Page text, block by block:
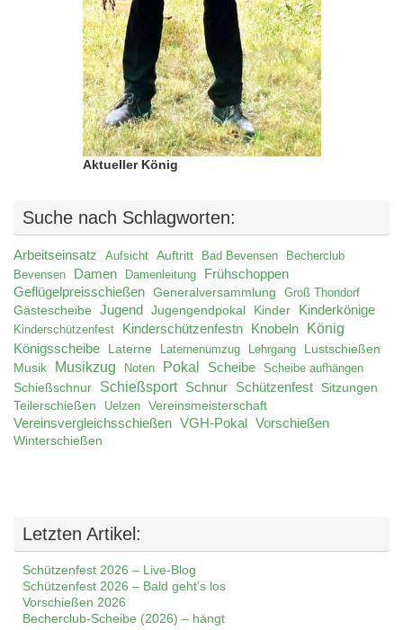
Aktueller König
Suche nach Schlagworten:
Arbeitseinsatz Aufsicht Auftritt Bad Bevensen
Becherclub
Bevensen
Damen Damenleitung Frühschoppen
Geflügelpreisschießen Generalversammlung
Groß Thondorf
Gästescheibe
Jugend Jugengendpokal Kinder Kinderkönige
Kinderschützenfest Kinderschützenfestn Knobeln
König
Königsscheibe
Laterne Laternenumzug Lehrgang
Lustschießen
Musik
Musikzug Noten Pokal Scheibe Scheibe aufhängen
Schießschnur
Schießsport Schnur Schützenfest Sitzungen
Teilerschießen Uelzen Vereinsmeisterschaft
Vereinsvergleichsschießen VGH-Pokal Vorschießen
Winterschießen
Letzten Artikel:
Schützenfest 2026 – Live-Blog
Schützenfest 2026 – Bald geht’s los
Vorschießen 2026
Becherclub-Scheibe (2026) – hängt